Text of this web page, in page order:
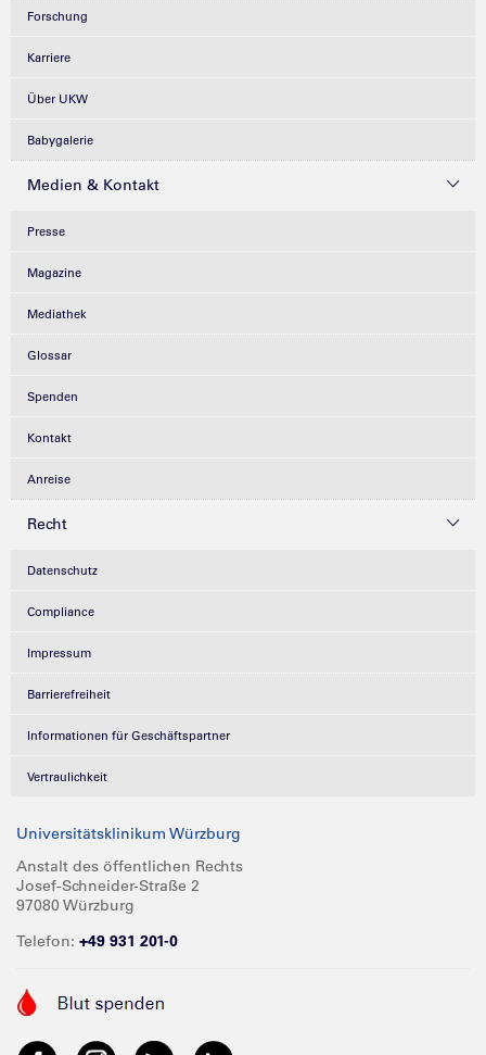
Forschung
Karriere
Über UKW
Babygalerie
Medien & Kontakt
Presse
Magazine
Mediathek
Glossar
Spenden
Kontakt
Anreise
Recht
Datenschutz
Compliance
Impressum
Barrierefreiheit
Informationen für Geschäftspartner
Vertraulichkeit
Universitätsklinikum Würzburg
Anstalt des öffentlichen Rechts
Josef-Schneider-Straße 2
97080 Würzburg
Telefon: +49 931 201-0